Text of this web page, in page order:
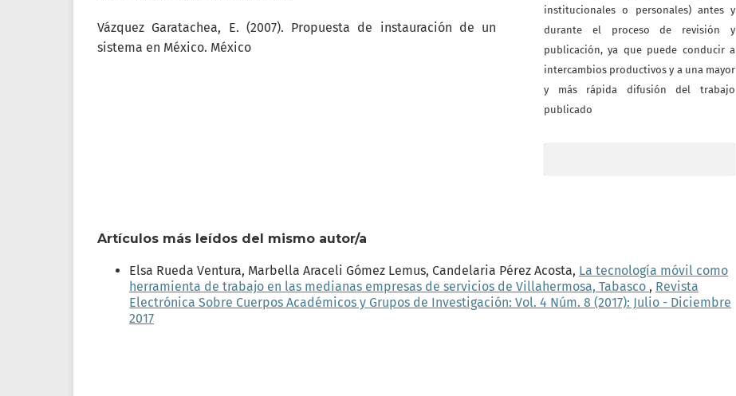
Vázquez Garatachea, E. (2007). Propuesta de instauración de un
sistema en México. México
institucionales o personales) antes y
durante el proceso de revisión y
publicación, ya que puede conducir a
intercambios productivos y a una mayor
y más rápida difusión del trabajo
publicado
Artículos más leídos del mismo autor/a
Elsa Rueda Ventura, Marbella Araceli Gómez Lemus, Candelaria Pérez Acosta, La tecnología móvil como
herramienta de trabajo en las medianas empresas de servicios de Villahermosa, Tabasco , Revista
Electrónica Sobre Cuerpos Académicos y Grupos de Investigación: Vol. 4 Núm. 8 (2017): Julio - Diciembre
2017